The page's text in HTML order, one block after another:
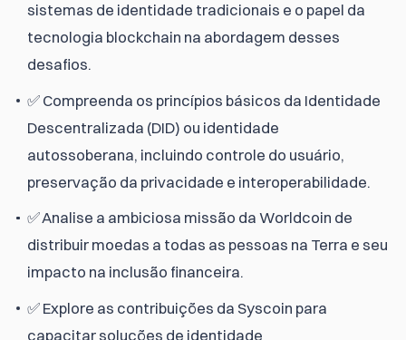
sistemas de identidade tradicionais e o papel da
tecnologia blockchain na abordagem desses
desafios.
✅ Compreenda os princípios básicos da Identidade
Descentralizada (DID) ou identidade
autossoberana, incluindo controle do usuário,
preservação da privacidade e interoperabilidade.
✅ Analise a ambiciosa missão da Worldcoin de
distribuir moedas a todas as pessoas na Terra e seu
impacto na inclusão financeira.
✅ Explore as contribuições da Syscoin para
capacitar soluções de identidade